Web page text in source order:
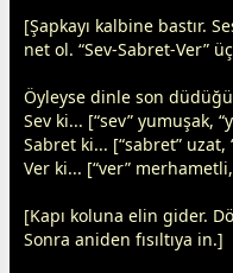
[Şapkayı kalbine bastır.
net ol. “Sev-Sabret-Ver”
Öyleyse dinle son
Sev ki... [“sev” yumuşak,
Sabret ki... [“sabret” uzat,
Ver ki... [“ver”
[Kapı koluna elin gider.
Sonra aniden fısıltıya in.]